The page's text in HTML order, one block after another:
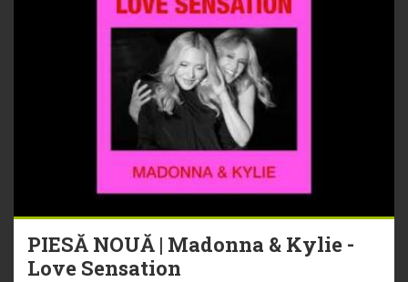
PIESĂ NOUĂ | Madonna & Kylie -
Love Sensation